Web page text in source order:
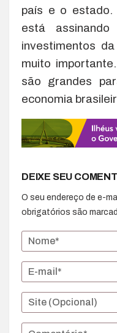
país e o estado.
está
investimentos
muito
são grandes
economia
DEIXE SEU
O seu endereço de e-
obrigatórios são